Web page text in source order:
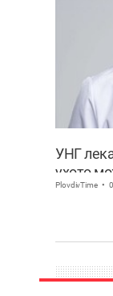
УНГ
ухото
PlovdivTime